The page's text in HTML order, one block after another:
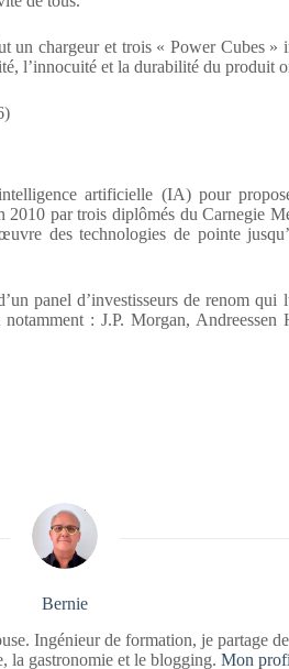
un chargeur et trois « Power Cubes »
l’innocuité et la durabilité du produit
artificielle (IA) pour
2010 par trois diplômés du Carnegie
des technologies de pointe
panel d’investisseurs de renom
: J.P. Morgan,
Bernie
Ingénieur de formation, je partage
la gastronomie et le blogging.Mon